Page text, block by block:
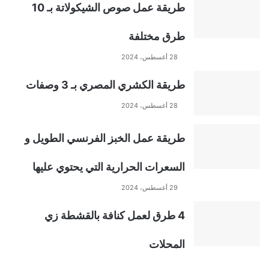
طريقة عمل صوص الشيكولاتة بـ 10
طرق مختلفة
28 أغسطس، 2024
طريقة الكشري المصري بـ 3 وصفات
28 أغسطس، 2024
طريقة عمل الخبز الفرنسي الطويل و
السعرات الحرارية التي يحتوي عليها
29 أغسطس، 2024
4 طرق لعمل كنافة بالقشطة زي
المحلات